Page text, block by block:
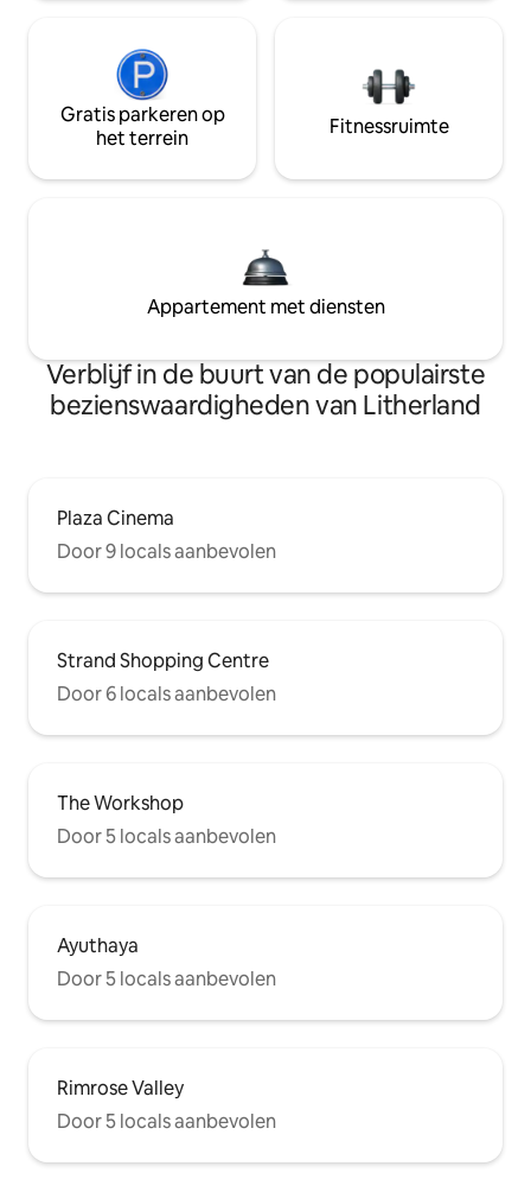
Gratis parkeren op
het terrein
Fitnessruimte
Appartement met diensten
Verblijf in de buurt van de populairste
bezienswaardigheden van Litherland
Plaza Cinema
Door 9 locals aanbevolen
Strand Shopping Centre
Door 6 locals aanbevolen
The Workshop
Door 5 locals aanbevolen
Ayuthaya
Door 5 locals aanbevolen
Rimrose Valley
Door 5 locals aanbevolen